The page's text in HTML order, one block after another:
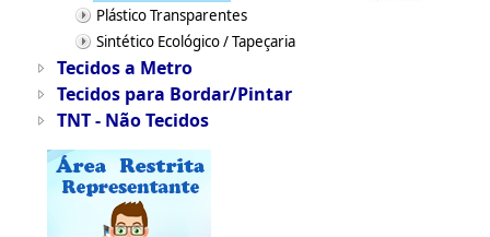
Plástico Transparentes
Sintético Ecológico / Tapeçaria
Tecidos a Metro
Tecidos para Bordar/Pintar
TNT - Não Tecidos